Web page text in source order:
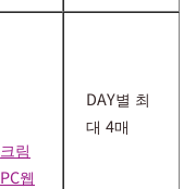
크림
PC웹
DAY별 최
대 4매